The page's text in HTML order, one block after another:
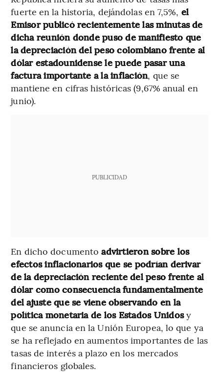
fuerte en la historia, dejándolas en 7,5%, el
Emisor publicó recientemente las minutas de
dicha reunión donde puso de manifiesto que
la depreciación del peso colombiano frente al
dólar estadounidense le puede pasar una
factura importante a la inflación, que se
mantiene en cifras históricas (9,67% anual en
junio).
PUBLICIDAD
En dicho documentoadvirtieron sobre los
efectos inflacionarios que se podrían derivar
de la depreciación reciente del peso frente al
dólar como consecuencia fundamentalmente
del ajuste que se viene observando en la
política monetaria de los Estados Unidosy
que se anuncia en la Unión Europea, lo que ya
se ha reflejado en aumentos importantes de las
tasas de interés a plazo en los mercados
financieros globales.